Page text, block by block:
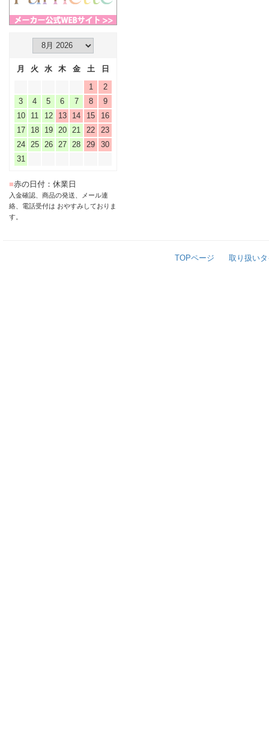
月 火 水 木 金 土
日
1
2
3
4 5 6 7 8
9
10
11 12 13 14 15
16
17
18 19 20 21 22
23
24
25 26 27 28 29
30
31
■赤の日付：休業日
入金確認、商品の発送、メール連
絡、電話受付は おやすみしておりま
す。
TOPページ 取り扱い